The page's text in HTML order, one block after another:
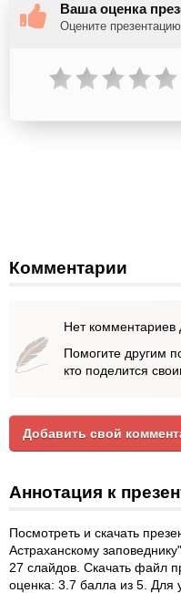
Ваша оценка
Оцените
Комментарии
Нет комментариев
Помогите другим
кто поделится
Добавить свой
Аннотация к
Посмотреть и скачать
Астраханскому
27 слайдов. Скачать файл
оценка: 3.7 балла из 5. Для